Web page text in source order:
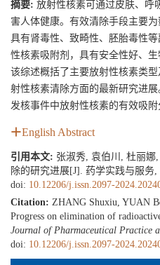
摘要: 放射性核素可通过皮肤、呼
害人体健康。有效清除手段主要
具有肾毒性、致畸性、胚胎毒性
性核素吸附剂，具有安全性好、生
该综述概括了主要放射性核素类
射性核素清除方面的最新研究进
发核事件中放射性核素的有效吸附
English Abstract
引用本文: 张淑秀, 袁伯川, 杜丽
除的研究进展[J]. 药学实践与服务,
doi: 10.12206/j.issn.2097-
Citation: ZHANG Shuxiu, YUAN
Progress on elimination of
Journal of Pharmaceutical Practice
doi: 10.12206/j.issn.2097-